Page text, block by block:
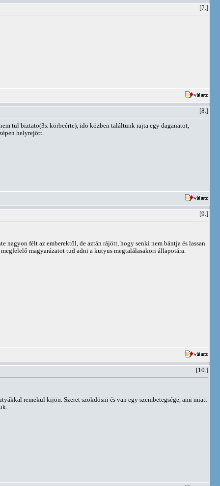
[7.]
[8.]
tul biztato(3x körbeérte), idö közben találtunk rajta egy daganatot,
helyrejött.
[9.]
nagyon félt az emberektől, de aztán rájött, hogy senki nem bántja és lassan
magyarázatot tud adni a kutyus megtalálasakori állapotára.
[10.]
remekül kijön. Szeret szökdösni és van egy szembetegsége, ami miatt